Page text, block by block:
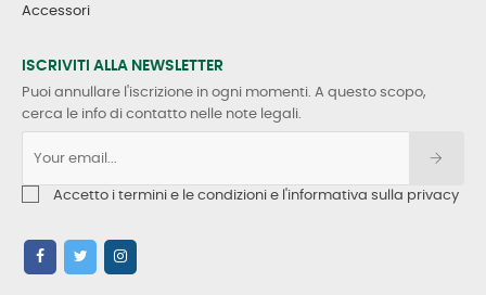
Accessori
ISCRIVITI ALLA NEWSLETTER
Puoi annullare l'iscrizione in ogni momenti. A questo scopo,
cerca le info di contatto nelle note legali.
Accetto i termini e le condizioni e l'informativa sulla privacy